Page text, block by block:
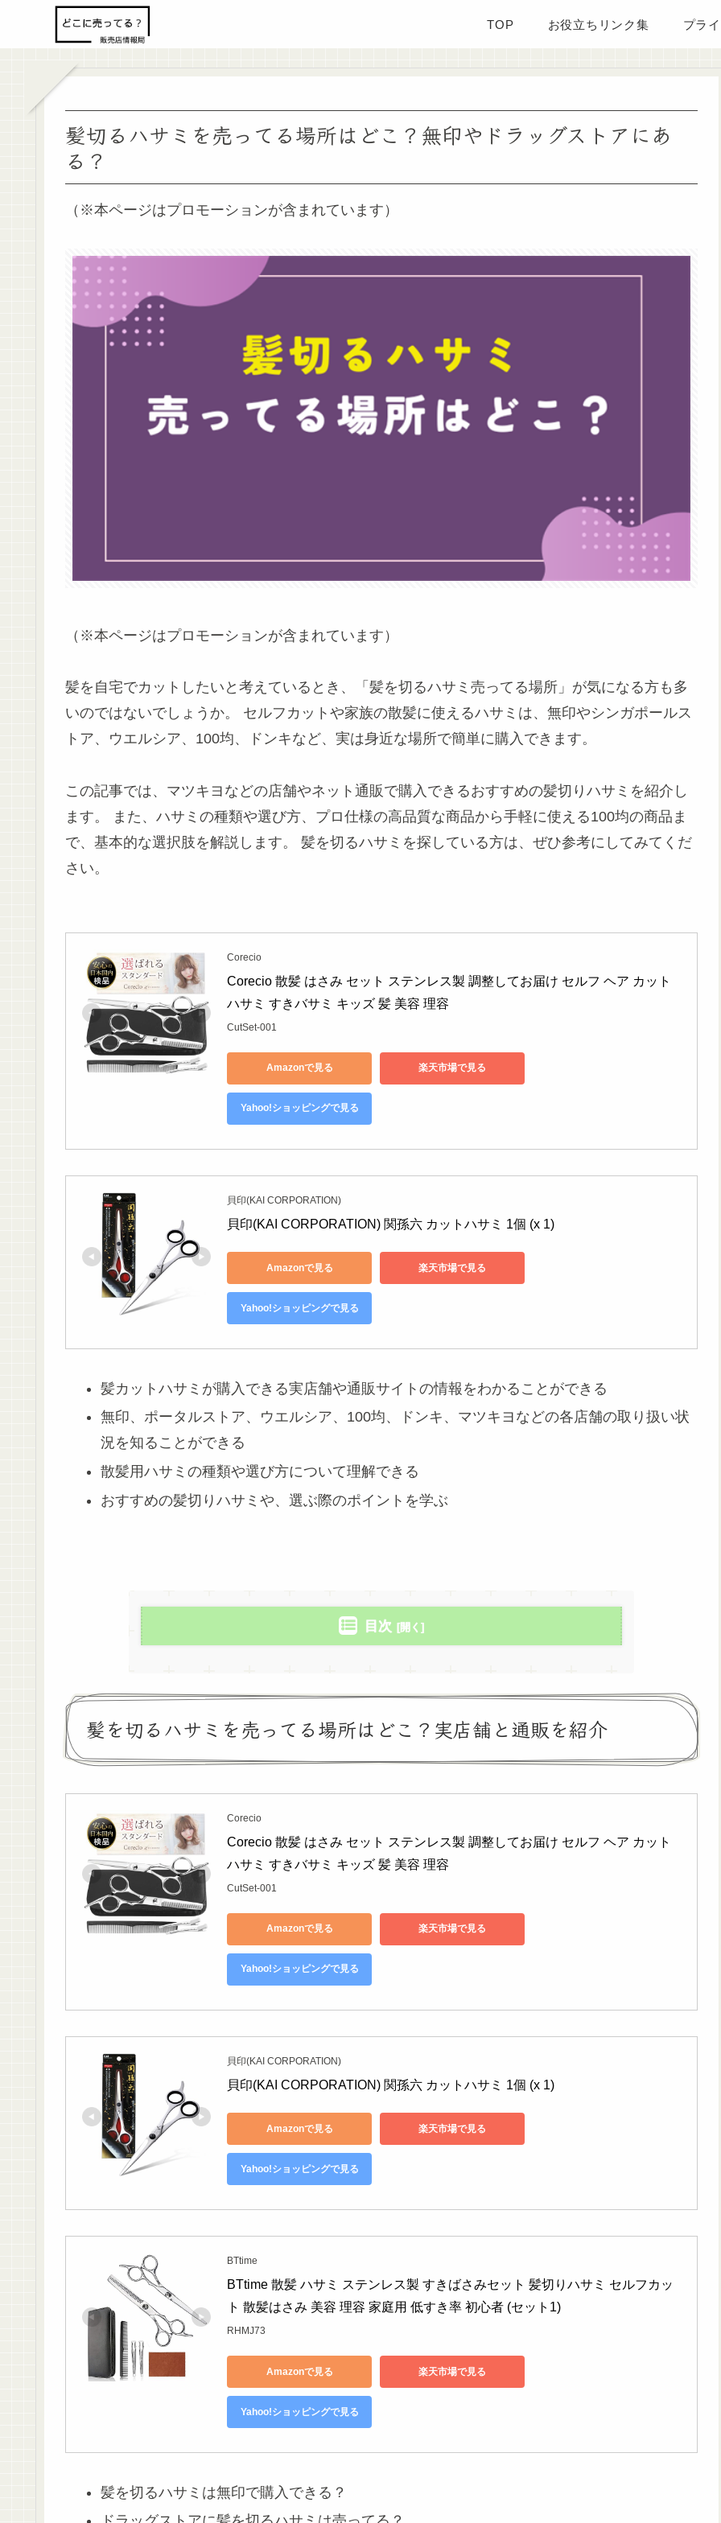
TOP お役立ちリンク集 プラ
髪切るハサミを売ってる場所はどこ？無印やドラッグストアにあ
る？
（※本ページはプロモーションが含まれています）
（※本ページはプロモーションが含まれています）
髪を自宅でカットしたいと考えているとき、「髪を切るハサミ売ってる場所」が気になる方も多
いのではないでしょうか。 セルフカットや家族の散髪に使えるハサミは、無印やシンガポールス
トア、ウエルシア、100均、ドンキなど、実は身近な場所で簡単に購入できます。
この記事では、マツキヨなどの店舗やネット通販で購入できるおすすめの髪切りハサミを紹介し
ます。 また、ハサミの種類や選び方、プロ仕様の高品質な商品から手軽に使える100均の商品ま
で、基本的な選択肢を解説します。 髪を切るハサミを探している方は、ぜひ参考にしてみてくだ
さい。
Corecio
Corecio 散髪 はさみ セット ステンレス製 調整してお届け セルフ ヘア カット
ハサミ すきバサミ キッズ 髪 美容 理容
CutSet-001
Amazonで見る 楽天市場で見る
Yahoo!ショッピングで見る
貝印(KAI CORPORATION)
貝印(KAI CORPORATION) 関孫六 カットハサミ 1個 (x 1)
Amazonで見る 楽天市場で見る
Yahoo!ショッピングで見る
髪カットハサミが購入できる実店舗や通販サイトの情報をわかることができる
無印、ポータルストア、ウエルシア、100均、ドンキ、マツキヨなどの各店舗の取り扱い状
況を知ることができる
散髪用ハサミの種類や選び方について理解できる
おすすめの髪切りハサミや、選ぶ際のポイントを学ぶ
目次
髪を切るハサミを売ってる場所はどこ？実店舗と通販を紹介
Corecio
Corecio 散髪 はさみ セット ステンレス製 調整してお届け セルフ ヘア カット
ハサミ すきバサミ キッズ 髪 美容 理容
CutSet-001
Amazonで見る 楽天市場で見る
Yahoo!ショッピングで見る
貝印(KAI CORPORATION)
貝印(KAI CORPORATION) 関孫六 カットハサミ 1個 (x 1)
Amazonで見る 楽天市場で見る
Yahoo!ショッピングで見る
BTtime
BTtime 散髪 ハサミ ステンレス製 すきばさみセット 髪切りハサミ セルフカッ
ト 散髪はさみ 美容 理容 家庭用 低すき率 初心者 (セット1)
RHMJ73
Amazonで見る 楽天市場で見る
Yahoo!ショッピングで見る
髪を切るハサミは無印で購入できる？